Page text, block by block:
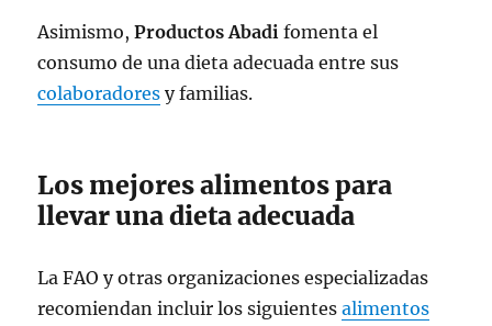
Asimismo,Productos Abadifomenta el
consumo de una dieta adecuada entre sus
colaboradores y familias.
Los mejores alimentos para
llevar una dieta adecuada
La FAO y otras organizaciones especializadas
recomiendan incluir los siguientesalimentos